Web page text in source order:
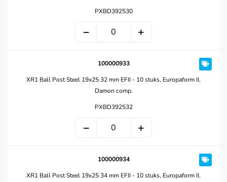
PXBD392530
100000933
XR1 Ball Post Steel 19x25 32 mm EFII - 10 stuks, Europaform II,
Damon comp.
PXBD392532
100000934
XR1 Ball Post Steel 19x25 34 mm EFII - 10 stuks, Europaform II,